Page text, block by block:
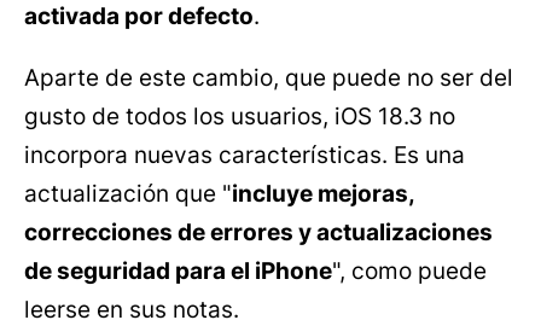
activada por defecto.
Aparte de este cambio, que puede no ser del
gusto de todos los usuarios, iOS 18.3 no
incorpora nuevas características. Es una
actualización que "incluye mejoras,
correcciones de errores y actualizaciones
de seguridad para el iPhone", como puede
leerse en sus notas.